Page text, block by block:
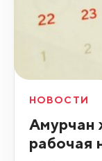
НОВОСТИ
Амурчан
рабочая